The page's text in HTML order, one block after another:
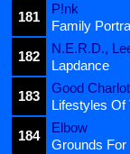
181
P!nk
Family
182
N.E.R.D.,
Lapdance
183
Good
Lifestyles Of
184
Elbow
Grounds